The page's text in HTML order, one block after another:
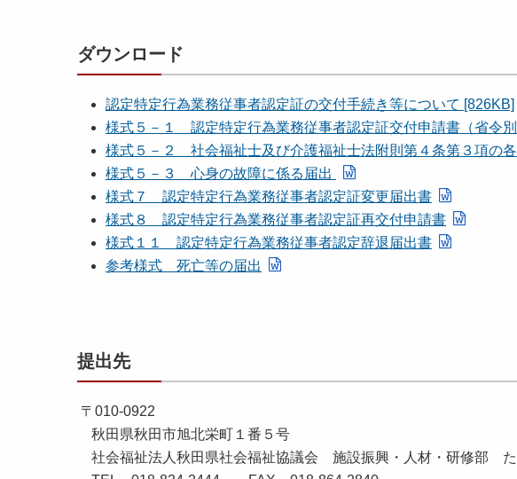
ダウンロード
認定特定行為業務従事者認定証の交付手続き等について [826KB]
様式５－１ 認定特定行為業務従事者認定証交付申請書（省令
様式５－２ 社会福祉士及び介護福祉士法附則第４条第３項の
様式５－３ 心身の故障に係る届出
様式７ 認定特定行為業務従事者認定証変更届出書
様式８ 認定特定行為業務従事者認定証再交付申請書
様式１１ 認定特定行為業務従事者認定辞退届出書
参考様式 死亡等の届出
提出先
〒010-0922
秋田県秋田市旭北栄町１番５号
社会福祉法人秋田県社会福祉協議会 施設振興・人材・研修部 た